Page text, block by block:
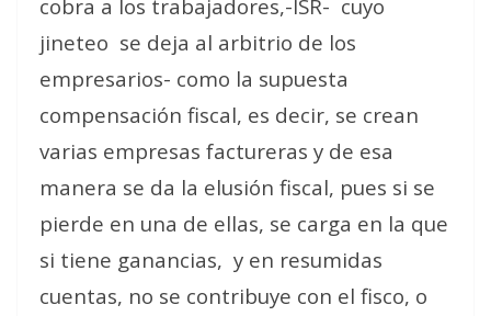
cobra a los trabajadores,-ISR- cuyo
jineteo se deja al arbitrio de los
empresarios- como la supuesta
compensación fiscal, es decir, se crean
varias empresas factureras y de esa
manera se da la elusión fiscal, pues si se
pierde en una de ellas, se carga en la que
si tiene ganancias, y en resumidas
cuentas, no se contribuye con el fisco, o